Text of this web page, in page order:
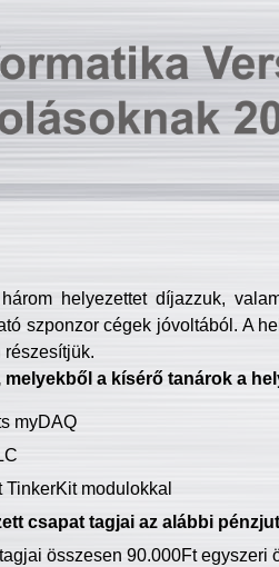
helyezettet díjazzuk,
szponzor cégek jóvoltából. A
a kísérő tanárok a
myDAQ
modulokkal
csapat tagjai az alábbi
összesen 90.000Ft egyszeri